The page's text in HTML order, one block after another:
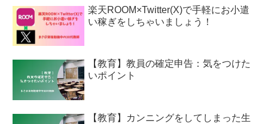
楽天ROOM×Twitter(X)で手軽にお小遣
い稼ぎをしちゃいましょう！
【教育】教員の確定申告：気をつけた
いポイント
【教育】カンニングをしてしまった生